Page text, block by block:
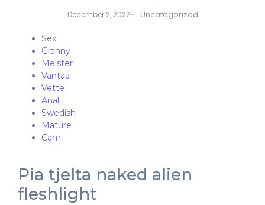
December 2, 2022- Uncategorized
Sex
Granny
Meister
Vantaa
Vette
Anal
Swedish
Mature
Cam
Pia tjelta naked alien
fleshlight